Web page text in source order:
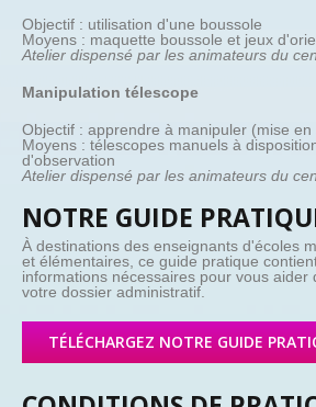
Objectif : utilisation d'une boussole
Moyens : maquette boussole et jeux
Atelier dispensé par les animateurs du
Manipulation télescope
Objectif : apprendre à manipuler (mise en
Moyens : télescopes manuels à
d'observation
Atelier dispensé par les animateurs du
NOTRE GUIDE
À destinations des enseignants d'écoles
et élémentaires, ce guide pratique
informations nécessaires pour vous aider
votre dossier administratif.
TÉLÉCHARGEZ NOTRE GUIDE